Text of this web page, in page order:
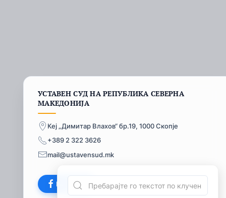
УСТАВЕН СУД НА РЕПУБЛИКА СЕВЕРНА
МАКЕДОНИЈА
Кеј „Димитар Влахов“ бр.19, 1000 Скопје
+389 2 322 3626
mail@ustavensud.mk
Facebook